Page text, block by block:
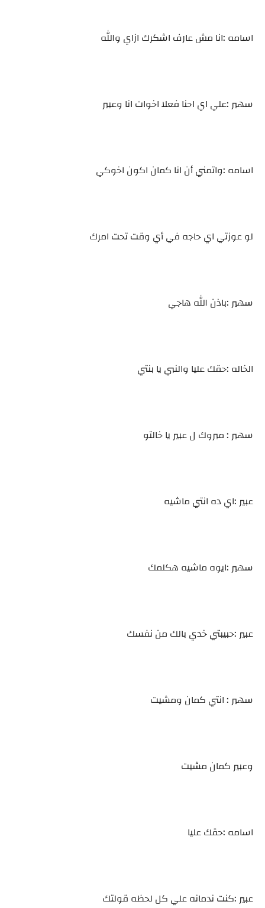
اسامه :انا مش عارف اشكرك ازاي والله
سهير :علي اي احنا فعلا اخوات انا وعبير
اسامه :واتمني أن انا كمان اكون اخوكي
لو عوزتي اي حاجه في أي وقت تحت امرك
سهير :باذن الله هاجي
الخاله :حقك عليا والنبي يا بنتي
سهير : مبروك ل عبير يا خالتو
عبير :اي ده انتي ماشيه
سهير :ايوه ماشيه هكلمك
عبير :حبيبتي خدي بالك من نفسك
سهير : انتي كمان ومشيت
وعبير كمان مشيت
اسامه :حقك عليا
عبير :كنت ندمانه علي كل لحظه قولتك